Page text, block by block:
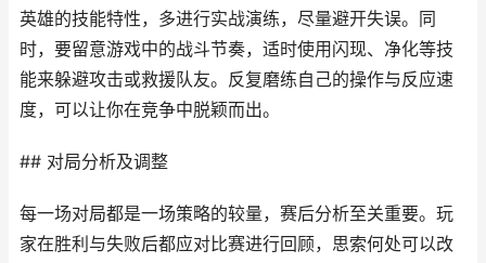
英雄的技能特性，多进行实战演练，尽量避开失误。同
时，要留意游戏中的战斗节奏，适时使用闪现、净化等技
能来躲避攻击或救援队友。反复磨练自己的操作与反应速
度，可以让你在竞争中脱颖而出。
## 对局分析及调整
每一场对局都是一场策略的较量，赛后分析至关重要。玩
家在胜利与失败后都应对比赛进行回顾，思索何处可以改